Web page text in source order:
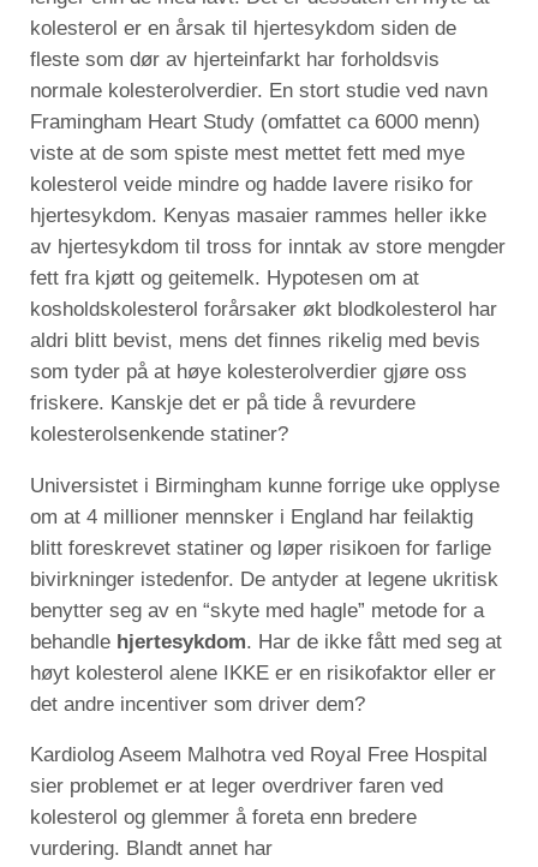
kolesterol er en årsak til hjertesykdom siden de
fleste som dør av hjerteinfarkt har forholdsvis
normale kolesterolverdier. En stort studie ved navn
Framingham Heart Study (omfattet ca 6000 menn)
viste at de som spiste mest mettet fett med mye
kolesterol veide mindre og hadde lavere risiko for
hjertesykdom. Kenyas masaier rammes heller ikke
av hjertesykdom til tross for inntak av store mengder
fett fra kjøtt og geitemelk. Hypotesen om at
kosholdskolesterol forårsaker økt blodkolesterol har
aldri blitt bevist, mens det finnes rikelig med bevis
som tyder på at høye kolesterolverdier gjøre oss
friskere. Kanskje det er på tide å revurdere
kolesterolsenkende statiner?
Universistet i Birmingham kunne forrige uke opplyse
om at 4 millioner mennsker i England har feilaktig
blitt foreskrevet statiner og løper risikoen for farlige
bivirkninger istedenfor. De antyder at legene ukritisk
benytter seg av en “skyte med hagle” metode for a
behandle hjertesykdom . Har de ikke fått med seg at
høyt kolesterol alene IKKE er en risikofaktor eller er
det andre incentiver som driver dem?
Kardiolog Aseem Malhotra ved Royal Free Hospital
sier problemet er at leger overdriver faren ved
kolesterol og glemmer å foreta enn bredere
vurdering. Blandt annet har